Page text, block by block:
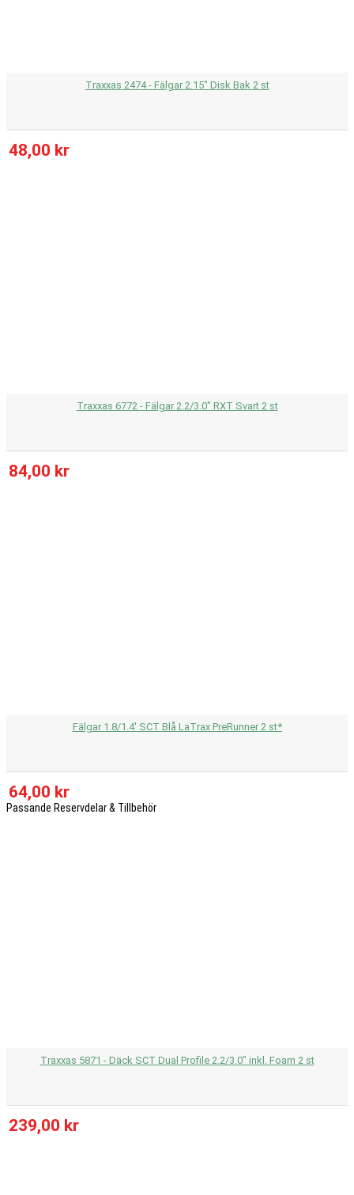
Traxxas 2474 - Fälgar 2.15" Disk Bak 2 st
48,00 kr
Traxxas 6772 - Fälgar 2.2/3.0" RXT Svart 2 st
84,00 kr
Fälgar 1.8/1.4' SCT Blå LaTrax PreRunner 2 st*
64,00 kr
Passande Reservdelar & Tillbehör
Traxxas 5871 - Däck SCT Dual Profile 2.2/3.0" inkl. Foam 2 st
239,00 kr